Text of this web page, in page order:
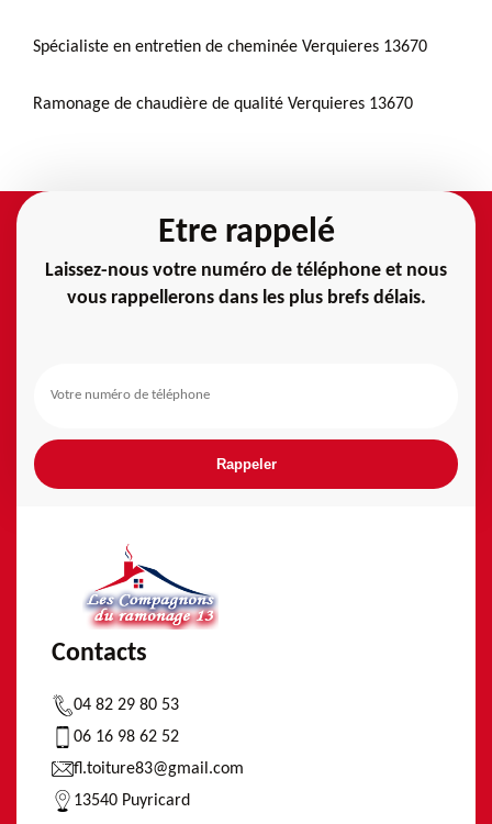
Spécialiste en entretien de cheminée Verquieres 13670
Ramonage de chaudière de qualité Verquieres 13670
Etre rappelé
Laissez-nous votre numéro de téléphone et nous
vous rappellerons dans les plus brefs délais.
Contacts
04 82 29 80 53
06 16 98 62 52
fl.toiture83@gmail.com
13540 Puyricard